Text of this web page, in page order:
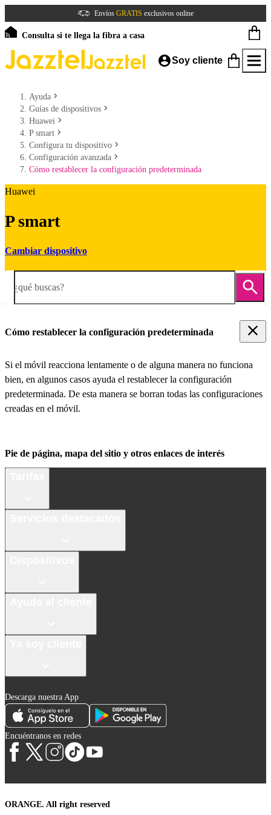
Envíos GRATIS exclusivos online
Consulta si te llega la fibra a casa
Soy cliente
Ayuda
Guías de dispositivos
Huawei
P smart
Configura tu dispositivo
Configuración avanzada
Cómo restablecer la configuración predeterminada
Huawei
P smart
Cambiar dispositivo
¿qué buscas?
Cómo restablecer la configuración predeterminada
Si el móvil reacciona lentamente o de alguna manera no funciona
bien, en algunos casos ayuda el restablecer la configuración
predeterminada. De esta manera se borran todas las configuraciones
creadas en el móvil.
Pie de página, mapa del sitio y otros enlaces de interés
Descarga nuestra App
Encuéntranos en redes
ORANGE. All right reserved